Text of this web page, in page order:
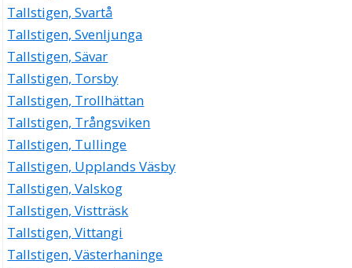
Tallstigen, Svartå
Tallstigen, Svenljunga
Tallstigen, Sävar
Tallstigen, Torsby
Tallstigen, Trollhättan
Tallstigen, Trångsviken
Tallstigen, Tullinge
Tallstigen, Upplands Väsby
Tallstigen, Valskog
Tallstigen, Vistträsk
Tallstigen, Vittangi
Tallstigen, Västerhaninge